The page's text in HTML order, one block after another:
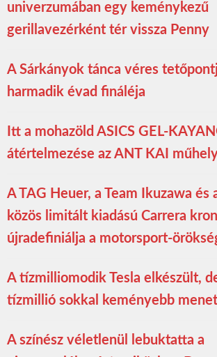
univerzumában egy keménykezű
gerillavezérként tér vissza Penny
A Sárkányok tánca véres
harmadik évad fináléja
Itt a mohazöld ASICS GEL-
átértelmezése az ANT KAI
A TAG Heuer, a Team Ikuzawa és
közös limitált kiadású Carrera
újradefiniálja a motorsport-
A tízmilliomodik Tesla elkészült,
tízmillió sokkal keményebb
A színész véletlenül lebuktatta a